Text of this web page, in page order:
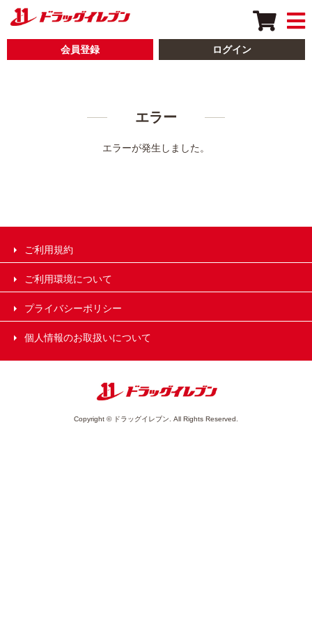
会員登録 ログイン
エラー
エラーが発生しました。
ご利用規約
ご利用環境について
プライバシーポリシー
個人情報のお取扱いについて
Copyright © ドラッグイレブン. All Rights Reserved.